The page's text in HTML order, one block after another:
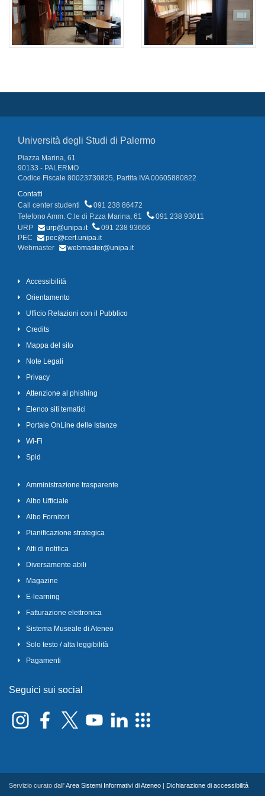
Università degli Studi di Palermo
Piazza Marina, 61
90133 - PALERMO
Codice Fiscale 80023730825, Partita IVA 00605880822
Contatti
Call center studenti
091 238 86472
Telefono Amm. C.le di P.zza Marina, 61
091 238 93011
URP
urp@unipa.it
091 238 93666
PEC
pec@cert.unipa.it
Webmaster
webmaster@unipa.it
Accessibilità
Orientamento
Ufficio Relazioni con il Pubblico
Credits
Mappa del sito
Note Legali
Privacy
Attenzione al phishing
Elenco siti tematici
Portale OnLine delle Istanze
Wi-Fi
Spid
Amministrazione trasparente
Albo Ufficiale
Albo Fornitori
Pianificazione strategica
Atti di notifica
Diversamente abili
Magazine
E-learning
Fatturazione elettronica
Sistema Museale di Ateneo
Solo testo / alta leggibilità
Pagamenti
Seguici sui social
Servizio curato dall'Area Sistemi Informativi di Ateneo Dichiarazione di accessibilità